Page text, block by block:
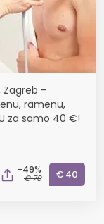
Zagreb –
ramenu,
za samo 40 €!
-49%
€ 70 € 40